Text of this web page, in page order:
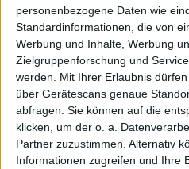
personenbezogene Daten wie
Standardinformationen, die von
Werbung und Inhalte, Werbung
Zielgruppenforschung und
werden.
Mit Ihrer Erlaubnis
über Gerätescans genaue
abfragen. Sie können auf die
klicken, um der o. a.
Partner zuzustimmen. Alternativ
Informationen zugreifen und Ihre
eigentlichen Klassikers von
frischen Wind in ein
wieder stolz darauf sein kann,
Also: Genießen wir das
beiden Teile von Faust, und
endlich mal den kommerzellen
verdienen!